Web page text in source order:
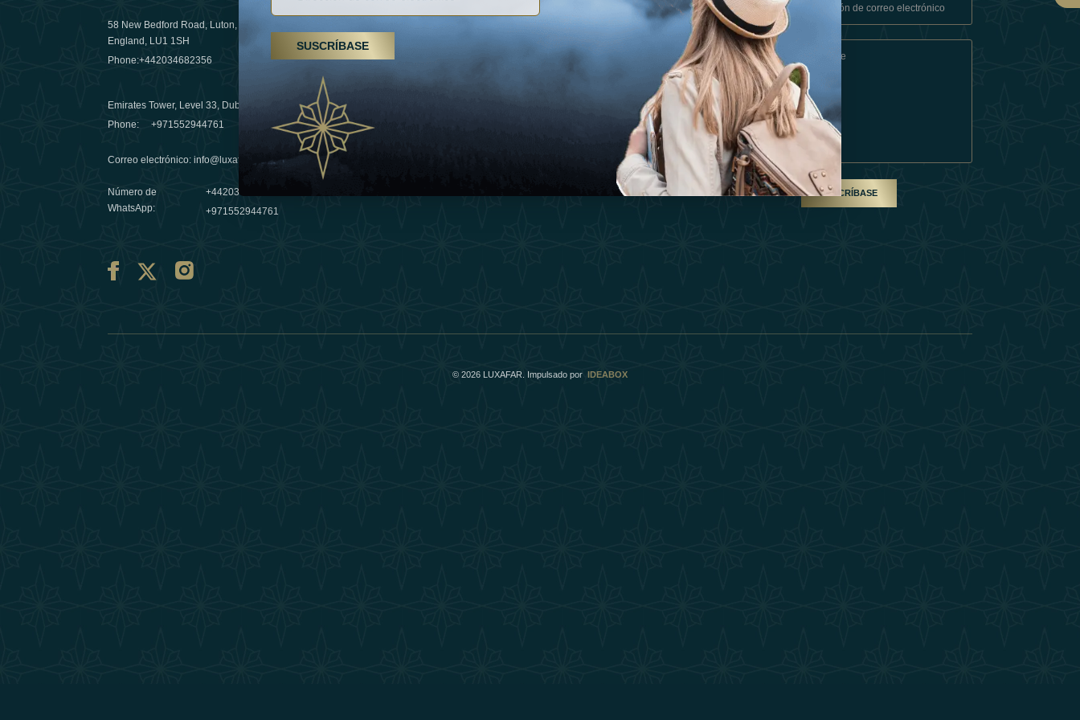
58 New Bedford Road, Luton,
England, LU1 1SH
Phone:+442034682356
Emirates Tower, Level 33, Dubai, UAE
Phone:+971552944761
Correo electrónico:info@luxafar.com
Número de
WhatsApp:
+442034682356
+971552944761
Senderismo, tratamientos de spa y yoga: los
Emiratos Árabes Unidos se erigen como un
03 April 2025
Évasions hivernales pour les voyageurs des
Émirats: redéfinir le voyage de luxe
10 March 2025
Esperienza
Términos Y Condiciones
Conviértase En Socio
Our Team
SUSCRÍBASE
© 2026 LUXAFAR. Impulsado por IDEABOX
SUSCRÍBASE